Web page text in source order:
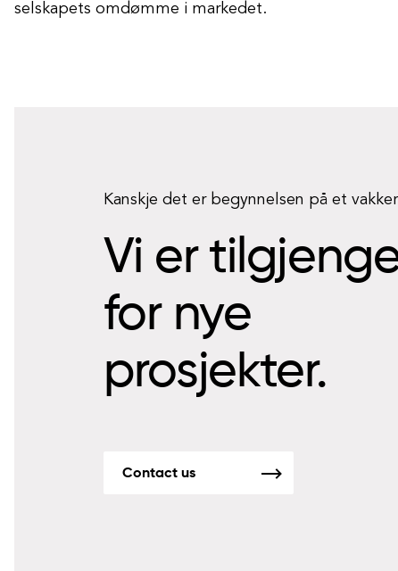
selskapets omdømme i markedet.
Kanskje det er begynnelsen på et
Vi er
for nye
prosjekter.
Contact us